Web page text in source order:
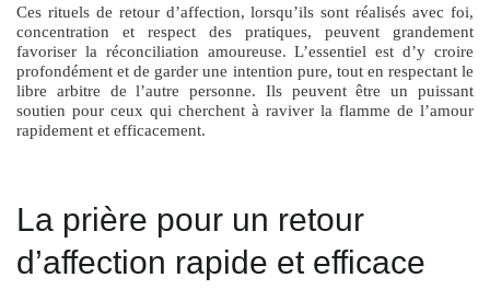
Ces rituels de retour d’affection, lorsqu’ils sont réalisés avec foi,
concentration et respect des pratiques, peuvent grandement
favoriser la réconciliation amoureuse. L’essentiel est d’y croire
profondément et de garder une intention pure, tout en respectant le
libre arbitre de l’autre personne. Ils peuvent être un puissant
soutien pour ceux qui cherchent à raviver la flamme de l’amour
rapidement et efficacement.
La prière pour un retour
d’affection rapide et efficace